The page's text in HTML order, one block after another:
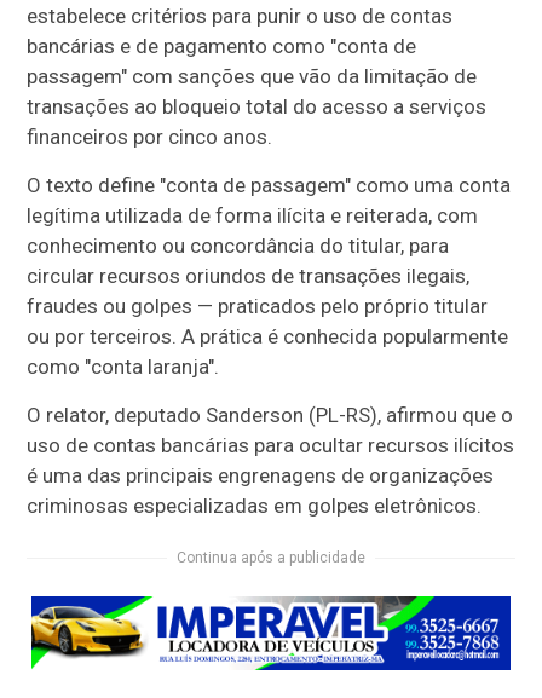
estabelece critérios para punir o uso de contas
bancárias e de pagamento como "conta de
passagem" com sanções que vão da limitação de
transações ao bloqueio total do acesso a serviços
financeiros por cinco anos.
O texto define "conta de passagem" como uma conta
legítima utilizada de forma ilícita e reiterada, com
conhecimento ou concordância do titular, para
circular recursos oriundos de transações ilegais,
fraudes ou golpes — praticados pelo próprio titular
ou por terceiros. A prática é conhecida popularmente
como "conta laranja".
O relator, deputado Sanderson (PL-RS), afirmou que o
uso de contas bancárias para ocultar recursos ilícitos
é uma das principais engrenagens de organizações
criminosas especializadas em golpes eletrônicos.
Continua após a publicidade